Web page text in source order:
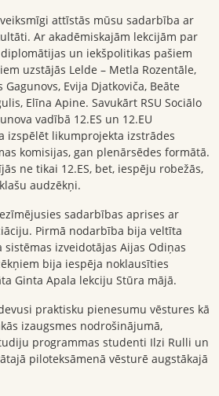
attīstās mūsu sadarbība ar
Ar akadēmiskajām lekcijām par
un iekšpolitikas pašiem
uzstājās Lelde – Metla Rozentāle,
Evija Djatkoviča, Beāte
Elīna Apine. Savukārt RSU Sociālo
vadībā 12.ES un 12.EU
izspēlēt likumprojekta izstrādes
komisijas, gan plenārsēdes formātā.
ne tikai 12.ES, bet, iespēju robežās,
audzēkņi.
sadarbības aprises ar
Pirmā nodarbība bija veltīta
sistēmas izveidotājas Aijas Odiņas
bija iespēja noklausīties
Ginta Apala lekciju Stūra mājā.
praktisku pienesumu vēstures kā
izaugsmes nodrošinājumā,
programmas studenti Ilzi Rulli un
piloteksāmenā vēsturē augstākajā